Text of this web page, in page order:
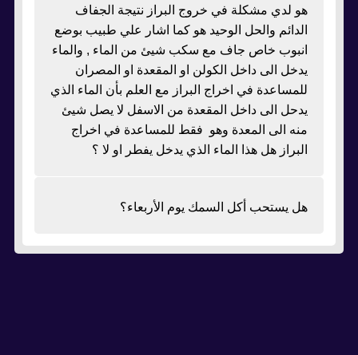
هو لدي مشكلة في خروج البراز نتيجة الجفاف
الدائم والحل الوحيد هو كما اشار علي طبيب بوضع
انبوب خاص جاف مع سكب شيئ من الماء , والماء
يدخل الى داخل الكولن او المقعدة او المصران
للمساعدة في اخراج البراز مع العلم بأن الماء الذي
يدحل الى داخل المقعدة من الاسفل لا يصل شيئ
منه الى المعدة وهو فقط للمساعدة في اخراج
البراز هل هذا الماء الذي يدخل يفطر او لا ؟
هل يستحب أكل السمك يوم الأربعاء؟